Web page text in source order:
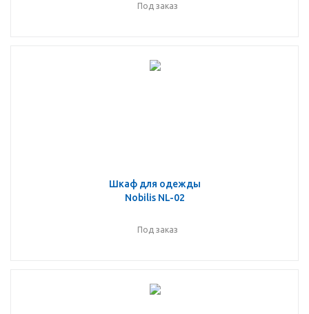
Под заказ
Шкаф для одежды
Nobilis NL-02
Под заказ